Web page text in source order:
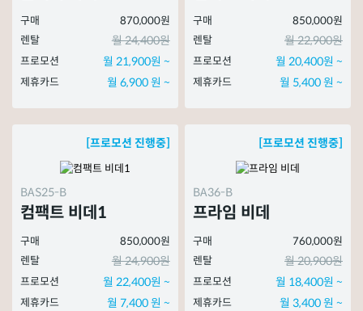
구매
870,000원
렌탈
월 24,400원
프로모션 월 21,900원 ~
제휴카드 월 6,900 원 ~
구매
850,000원
렌탈
월 22,900원
프로모션 월 20,400원 ~
제휴카드 월 5,400 원 ~
[프로모션 진행중]
BAS25-B
컴팩트 비데1
구매
850,000원
렌탈
월 24,900원
프로모션 월 22,400원 ~
제휴카드 월 7,400 원 ~
[프로모션 진행중]
BA36-B
프라임 비데
구매
760,000원
렌탈
월 20,900원
프로모션 월 18,400원 ~
제휴카드 월 3,400 원 ~